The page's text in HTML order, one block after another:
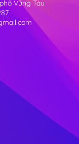
Vũng Tàu